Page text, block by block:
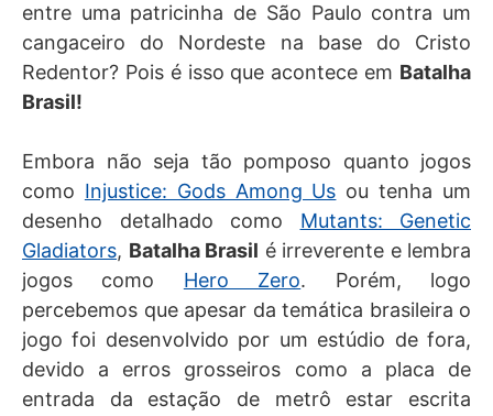
entre uma patricinha de São Paulo contra um
cangaceiro do Nordeste na base do Cristo
Redentor? Pois é isso que acontece em Batalha
Brasil!
Embora não seja tão pomposo quanto jogos
como Injustice: Gods Among Us ou tenha um
desenho detalhado como Mutants: Genetic
Gladiators, Batalha Brasil é irreverente e lembra
jogos como Hero Zero. Porém, logo
percebemos que apesar da temática brasileira o
jogo foi desenvolvido por um estúdio de fora,
devido a erros grosseiros como a placa de
entrada da estação de metrô estar escrita